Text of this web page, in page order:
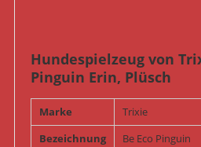
Hundespielzeug von
Pinguin Erin, Plüsch
Marke
Trixie
Bezeichnung
Be Eco Pinguin